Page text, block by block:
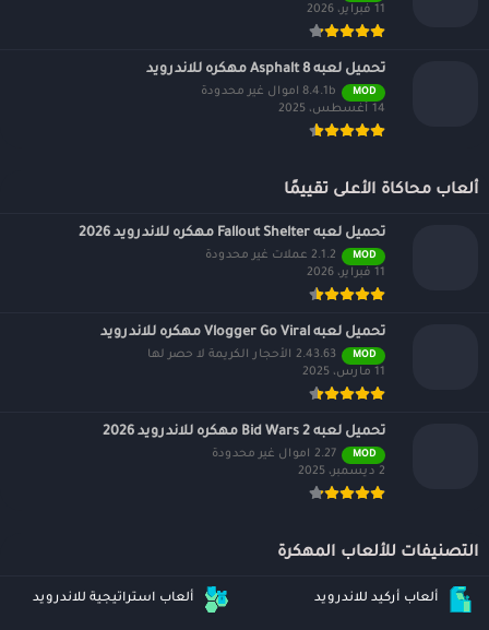
11 فبراير، 2026
تحميل لعبه Asphalt 8 مهكره للاندرويد
MOD
8.4.1b اموال غير محدودة
14 أغسطس، 2025
ألعاب محاكاة الأعلى تقييمًا
تحميل لعبه Fallout Shelter مهكره للاندرويد 2026
MOD
2.1.2 عملات غير محدودة
11 فبراير، 2026
تحميل لعبه Vlogger Go Viral مهكره للاندرويد
MOD
2.43.63 الأحجار الكريمة لا حصر لها
11 مارس، 2025
تحميل لعبه Bid Wars 2 مهكره للاندرويد 2026
MOD
2.27 اموال غير محدودة
2 ديسمبر، 2025
التصنيفات للألعاب المهكرة
ألعاب أركيد للاندرويد ألعاب استراتيجية للاندرويد